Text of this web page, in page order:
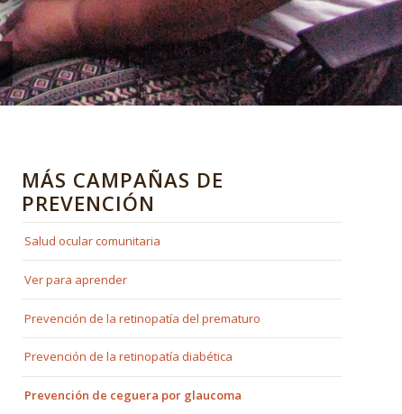
MÁS CAMPAÑAS DE
PREVENCIÓN
Salud ocular comunitaria
Ver para aprender
Prevención de la retinopatía del prematuro
Prevención de la retinopatía diabética
Prevención de ceguera por glaucoma